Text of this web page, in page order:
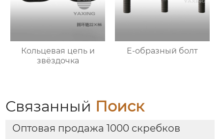
Кольцевая цепь и
звёздочка
E-образный болт
Связанный Поиск
Оптовая продажа 1000 скребков